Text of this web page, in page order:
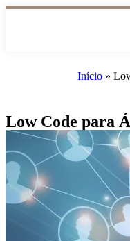
Início »
Low Code para